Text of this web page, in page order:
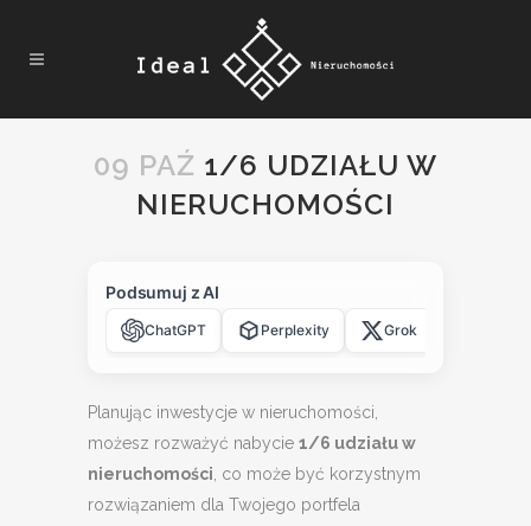
09 PAŹ 1/6 UDZIAŁU W
NIERUCHOMOŚCI
Podsumuj z AI
ChatGPT Perplexity Grok
Planując inwestycje w nieruchomości,
możesz rozważyć nabycie 1/6 udziału w
nieruchomości , co może być korzystnym
rozwiązaniem dla Twojego portfela